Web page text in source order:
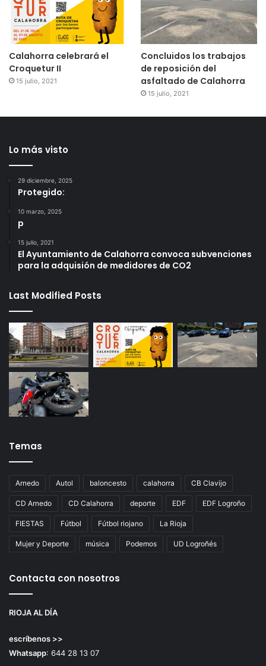
Calahorra celebrará el
Croquetur II
15 julio, 2021
Concluidos los trabajos
de reposición del
asfaltado de Calahorra
15 julio, 2021
Lo más visto
29 diciembre, 2025
Protegido:
10 marzo, 2025
p
15 julio, 2021
El Ayuntamiento de Calahorra convoca subvenciones
para la adquisión de medidores de CO2
Last Modified Posts
Temas
Arnedo Autol baloncesto calahorra CB Clavijo
CD Arnedo CD Calahorra deporte EDF EDF Logroño
FIESTAS Fútbol Fútbol riojano La Rioja
Mujer y Deporte música Podemos UD Logroñés
Contacta con nosotros
RIOJA AL DÍA
escríbenos >>
Whatsapp: 644 28 13 07